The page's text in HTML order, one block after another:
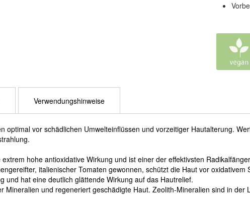
optimal vor schädlichen Umwelteinflüssen und vorzeitiger Hautalterung.
hohe antioxidative Wirkung und ist einer der effektivsten
italienischer Tomaten gewonnen, schützt die Haut vor
und hat eine deutlich glättende Wirkung auf das Hautrelief.
und regeneriert geschädigte Haut. Zeolith-Mineralien sind in
Verwendungshinweise